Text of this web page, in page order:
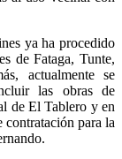
ya ha procedido
de Fataga, Tunte,
actualmente se
las obras de
de El Tablero y en
para la